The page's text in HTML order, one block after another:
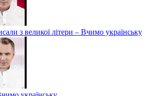
з великої літери – Вчимо українську